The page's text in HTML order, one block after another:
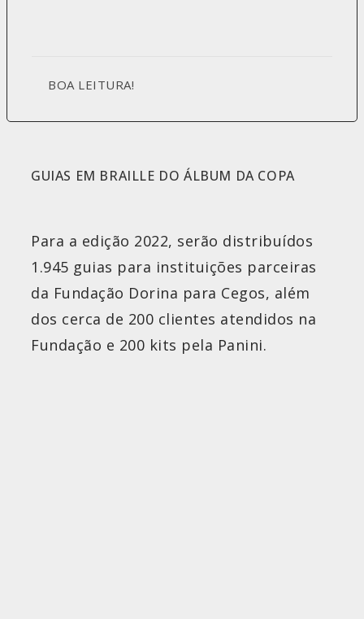
BOA LEITURA!
GUIAS EM BRAILLE DO ÁLBUM DA COPA
Para a edição 2022, serão distribuídos
1.945 guias para instituições parceiras
da Fundação Dorina para Cegos, além
dos cerca de 200 clientes atendidos na
Fundação e 200 kits pela Panini.